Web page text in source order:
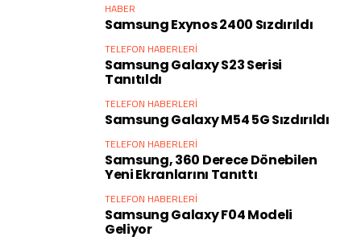
HABER
Samsung Exynos 2400 Sızdırıldı
TELEFON HABERLERI
Samsung Galaxy S23 Serisi
Tanıtıldı
TELEFON HABERLERI
Samsung Galaxy M54 5G Sızdırıldı
TELEFON HABERLERI
Samsung, 360 Derece Dönebilen
Yeni Ekranlarını Tanıttı
TELEFON HABERLERI
Samsung Galaxy F04 Modeli
Geliyor